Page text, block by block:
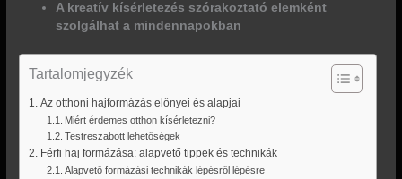
A kreatív kísérletezés szórakoztató elemként
szolgálhat a mindennapokban
Tartalomjegyzék
Az otthoni hajformázás előnyei és alapjai
Miért érdemes otthon kísérletezni?
Testreszabott lehetőségek
Férfi haj formázása: alapvető tippek és technikák
Alapvető formázási technikák lépésről lépésre